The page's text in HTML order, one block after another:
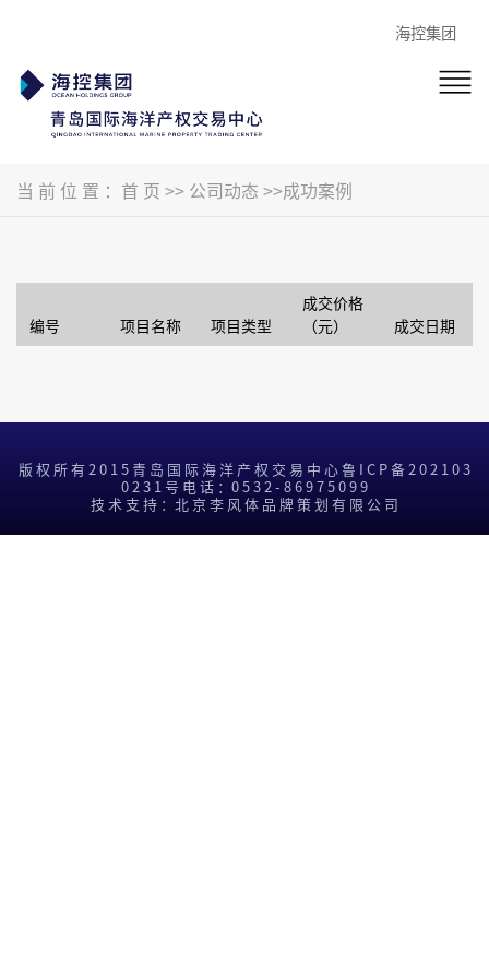
海控集团
当 前 位 置 ：首 页 >> 公司动态 >>成功案例
编号 项目名称 项目类型
成交价格
（元）
成交日期
版 权 所 有 2 0 1 5 青 岛 国 际 海 洋 产 权 交 易 中 心鲁 I C P 备 2 0 2 1 0 3
0 2 3 1 号 电 话 ：0 5 3 2 - 8 6 9 7 5 0 9 9
技 术 支 持 ：北 京 李 风 体 品 牌 策 划 有 限 公 司